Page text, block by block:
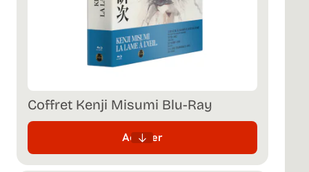
Coffret Kenji Misumi Blu-Ray
Acheter